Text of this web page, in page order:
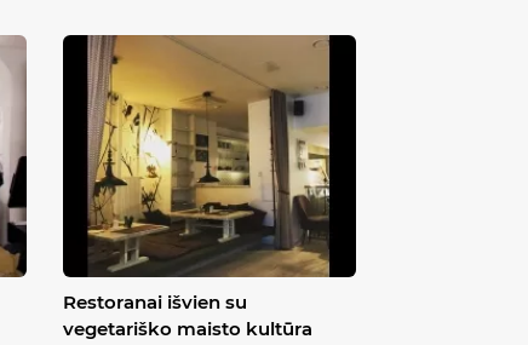
Restoranai išvien su
vegetariško maisto kultūra